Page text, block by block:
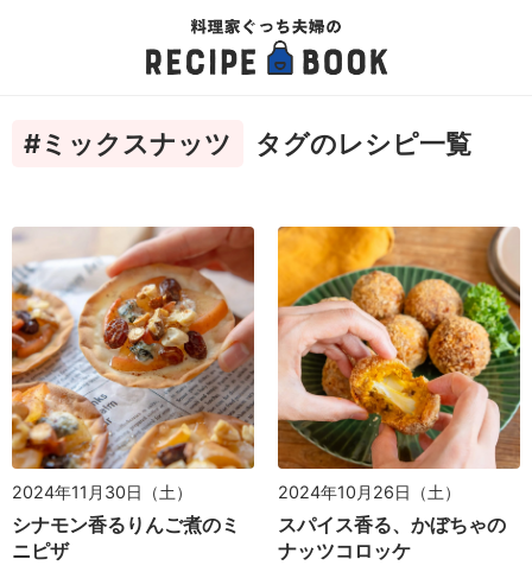
#ミックスナッツ タグのレシピ一覧
2024年11月30日（土）
シナモン香るりんご煮のミ
ニピザ
2024年10月26日（土）
スパイス香る、かぼちゃの
ナッツコロッケ